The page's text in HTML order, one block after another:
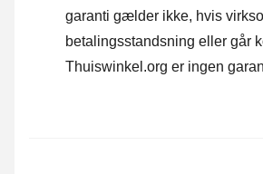
garanti gælder ikke, hvis
betalingsstandsning eller går
Thuiswinkel.org er ingen